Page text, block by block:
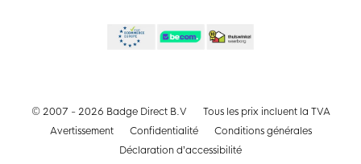
© 2007 - 2026 Badge Direct B.V
Tous les prix incluent la TVA
Avertissement
Confidentialité
Conditions générales
Déclaration d’accessibilité